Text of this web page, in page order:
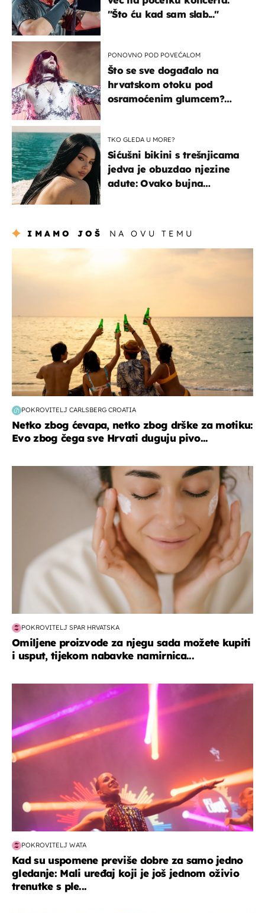
"Što ću kad sam slab..."
PONOVNO POD POVEĆALOM
Što se sve događalo na
hrvatskom otoku pod
osramoćenim glumcem?
TKO GLEDA U MORE?
Sićušni bikini s trešnjicama
jedva je obuzdao njezine
adute: Ovako bujna
IMAMO JOŠ NA OVU TEMU
POKROVITELJ CARLSBERG CROATIA
Netko zbog ćevapa, netko zbog drške za motiku:
Evo zbog čega sve Hrvati duguju pivo...
moda & ljepota
POKROVITELJ SPAR HRVATSKA
Omiljene proizvode za njegu sada možete kupiti
i usput, tijekom nabavke namirnica...
POKROVITELJ WATA
Kad su uspomene previše dobre za samo jedno
gledanje: Mali uređaj koji je još jednom oživio
trenutke s ple...